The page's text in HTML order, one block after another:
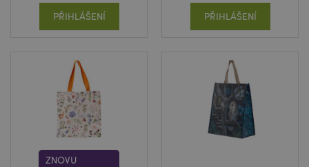
PŘIHLÁŠENÍ PŘIHLÁŠENÍ
ZNOVU